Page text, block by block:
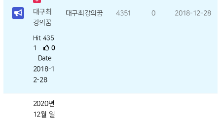
대구최
강의꿈
Hit 435
1
0
Date
2018-1
2-28
대구최강의꿈 4351 0 2018-12-28
2020년
12월 일